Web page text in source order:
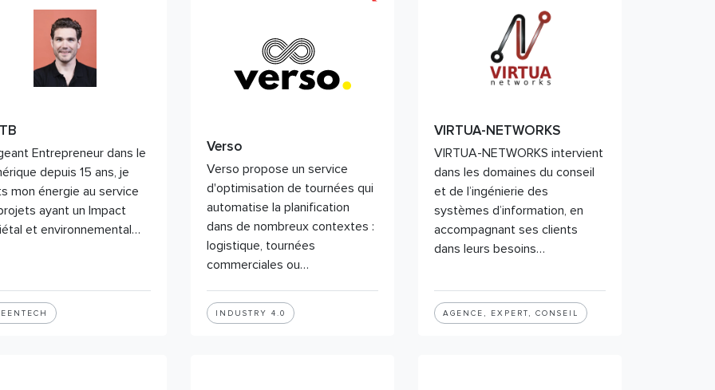
Entrepreneur dans le
depuis 15 ans, je
mon énergie au service
ayant un Impact
et environnemental…
Verso
Verso propose un service
d'optimisation de tournées qui
automatise la planification
dans de nombreux contextes :
logistique, tournées
commerciales ou…
INDUSTRY 4.0
VIRTUA-NETWORKS
VIRTUA-NETWORKS intervient
dans les domaines du conseil
et de l’ingénierie des
systèmes d’information, en
accompagnant ses clients
dans leurs besoins…
AGENCE, EXPERT, CONSEIL